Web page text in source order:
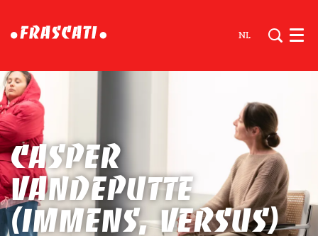
NL
Casper
Vandeputte
(Immens, Versus)